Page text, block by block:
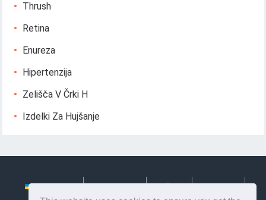
Thrush
Retina
Enureza
Hipertenzija
Zelišča V Črki H
Izdelki Za Hujšanje